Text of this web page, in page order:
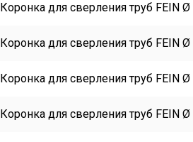
Коронка для сверления труб FEIN Ø
Коронка для сверления труб FEIN Ø
Коронка для сверления труб FEIN Ø
Коронка для сверления труб FEIN Ø